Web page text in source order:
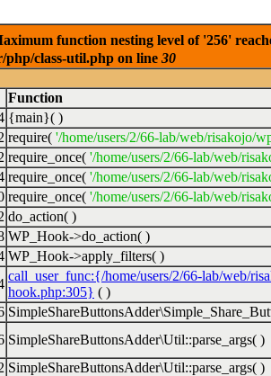
function nesting level of '256'
php/class-util.php on line 30
Function
{main}( )
require( '/home/users/2/66-lab/web/risakojo/
require_once( '/home/users/2/66-lab/web/
require_once( '/home/users/2/66-lab/web/
require_once( '/home/users/2/66-lab/web/
do_action( )
WP_Hook->do_action( )
WP_Hook->apply_filters( )
call_user_func:{/home/users/2/66-lab/web/
hook.php:305} ( )
SimpleShareButtonsAdder\Util::parse_args( )
SimpleShareButtonsAdder\Util::parse_args( )